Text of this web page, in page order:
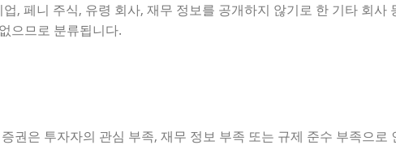
, 페니 주식, 유령 회사, 재무 정보를 공개하지 않기로 한 기타 회사
으므로 분류됩니다.
권은 투자자의 관심 부족, 재무 정보 부족 또는 규제 준수 부족으로